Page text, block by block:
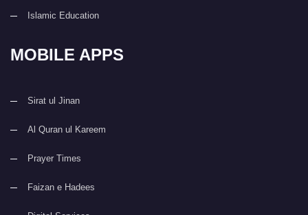
Islamic Education
MOBILE APPS
Sirat ul Jinan
Al Quran ul Kareem
Prayer Times
Faizan e Hadees